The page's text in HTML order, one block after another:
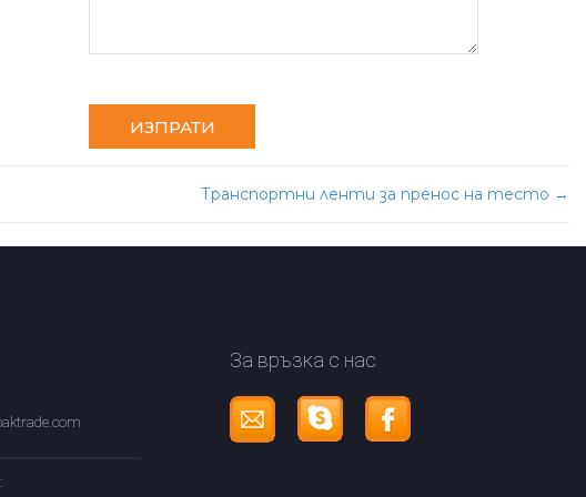
Транспортни ленти за пренос на тесто →
За връзка с нас